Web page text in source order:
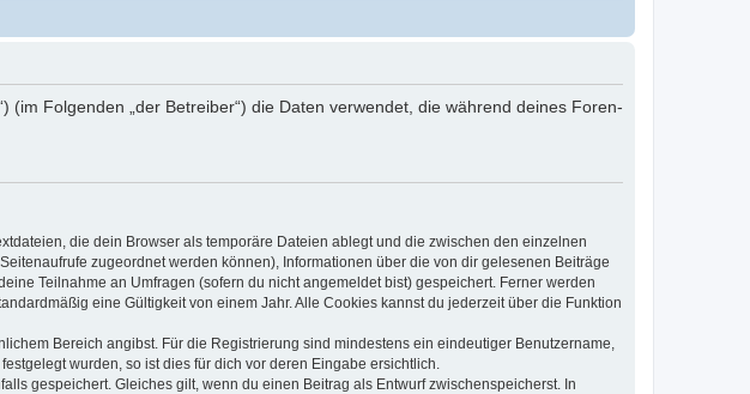
(im Folgenden „der Betreiber“) die Daten verwendet, die während deines Foren-
die dein Browser als temporäre Dateien ablegt und die zwischen den einzelnen
zugeordnet werden können), Informationen über die von dir gelesenen Beiträge
Teilnahme an Umfragen (sofern du nicht angemeldet bist) gespeichert. Ferner werden
eine Gültigkeit von einem Jahr. Alle Cookies kannst du jederzeit über die Funktion
Bereich angibst. Für die Registrierung sind mindestens ein eindeutiger Benutzername,
wurden, so ist dies für dich vor deren Eingabe ersichtlich.
gespeichert. Gleiches gilt, wenn du einen Beitrag als Entwurf zwischenspeicherst. In